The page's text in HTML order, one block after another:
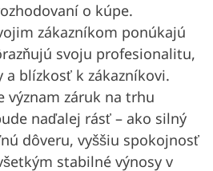
o kúpe.
zákazníkom ponúkajú
svoju profesionalitu,
blízkosť k zákazníkovi.
význam záruk na trhu
naďalej rásť – ako silný
dôveru, vyššiu spokojnosť
stabilné výnosy v